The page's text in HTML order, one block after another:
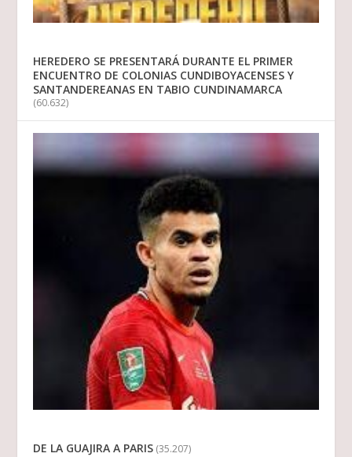
HEREDERO SE PRESENTARÁ DURANTE EL PRIMER
ENCUENTRO DE COLONIAS CUNDIBOYACENSES Y
SANTANDEREANAS EN TABIO CUNDINAMARCA
(60.632)
DE LA GUAJIRA A PARIS (35.207)